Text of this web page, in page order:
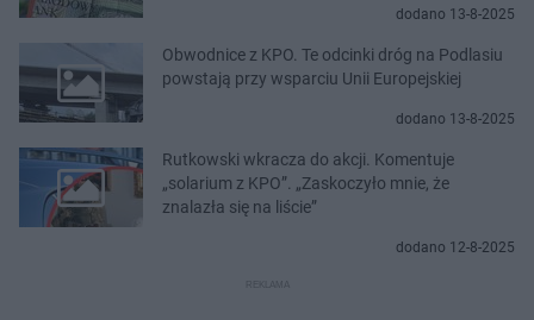
dodano 13-8-2025
Obwodnice z KPO. Te odcinki dróg na Podlasiu
powstają przy wsparciu Unii Europejskiej
dodano 13-8-2025
Rutkowski wkracza do akcji. Komentuje
„solarium z KPO”. „Zaskoczyło mnie, że
znalazła się na liście”
dodano 12-8-2025